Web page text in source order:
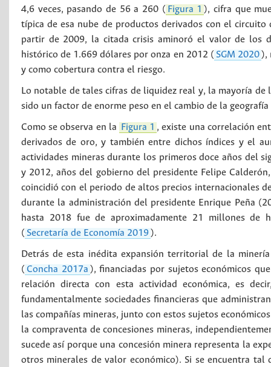
4,6 veces, pasando de 56 a 260 ( Figura 1 ), cifra que
típica de esa nube de productos derivados con el
partir de 2009, la citada crisis aminoró el valor de los
histórico de 1.669 dólares por onza en 2012 ( SGM 2020 ),
y como cobertura contra el riesgo.
Lo notable de tales cifras de liquidez real y, la mayoría de
sido un factor de enorme peso en el cambio de la
Como se observa en la Figura 1 , existe una correlación
derivados de oro, y también entre dichos índices y el
actividades mineras durante los primeros doce años del
y 2012, años del gobierno del presidente Felipe
coincidió con el periodo de altos precios internacionales
durante la administración del presidente Enrique Peña
hasta 2018 fue de aproximadamente 21 millones de
( Secretaría de Economía 2019 ).
Detrás de esta inédita expansión territorial de la
( Concha 2017a ), financiadas por sujetos económicos
relación directa con esta actividad económica, es
fundamentalmente sociedades financieras que
las compañías mineras, junto con estos sujetos
la compraventa de concesiones mineras,
sucede así porque una concesión minera representa la
otros minerales de valor económico). Si se encuentra